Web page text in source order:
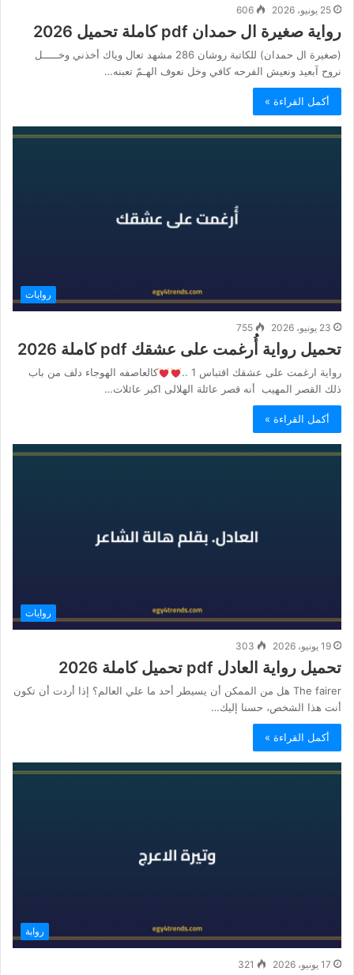
25 يونيو، 2026 606
رواية صغيرة ال حمدان pdf كاملة تحميل 2026
(صغيرة ال حمدان) للكاتبة روشان 286 مشهد تعال وياك أخذني وخـــــل
نروح آبعيد ونعيش الفرحه كافي وخل نعوف الهـمّ تعبنه…
أكمل القراءة »
روايات
23 يونيو، 2026 755
تحميل رواية أُرغمت على عشقك pdf كاملة 2026
رواية ارغمت على عشقك اقتباس 1 ..
كالعاصفه الهوجاء دلف من باب
ذلك القصر المهيب أنه قصر عائلة الهلالى اكبر عائلات…
أكمل القراءة »
روايات
19 يونيو، 2026 303
تحميل رواية العادل pdf تحميل كاملة 2026
The fairer هل من الممكن أن يسيطر أحد ما علي العالم؟ إذا أردت أن تكون
أنت هذا الشخص، حسنا إليك…
أكمل القراءة »
روابة
17 يونيو، 2026 321